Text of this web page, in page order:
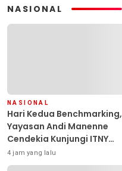
NASIONAL
NASIONAL
Hari Kedua Benchmarking,
Yayasan Andi Manenne
Cendekia Kunjungi ITNY
Yogyakarta
4 jam yang lalu